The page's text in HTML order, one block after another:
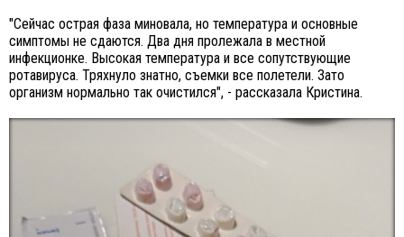
"Сейчас острая фаза миновала, но температура и основные
симптомы не сдаются. Два дня пролежала в местной
инфекционке. Высокая температура и все сопутствующие
ротавируса. Тряхнуло знатно, съемки все полетели. Зато
организм нормально так очистился", - рассказала Кристина.